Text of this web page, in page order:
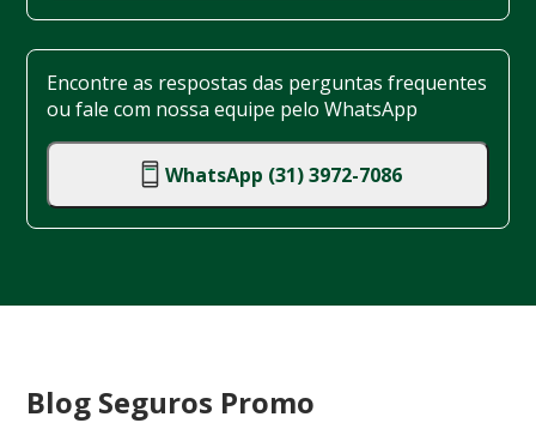
Encontre as respostas das perguntas frequentes
ou fale com nossa equipe pelo WhatsApp
WhatsApp (31) 3972-7086
Blog Seguros Promo